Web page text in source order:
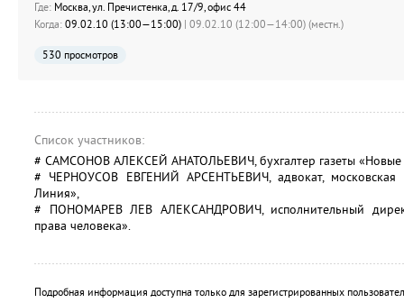
Где: Москва, ул. Пречистенка, д. 17/9, офис 44
Когда: 09.02.10 (13:00—15:00) | 09.02.10 (12:00—14:00) (местн.)
530 просмотров
Список участников:
# САМСОНОВ АЛЕКСЕЙ АНАТОЛЬЕВИЧ, бухгалтер газеты «Новые
# ЧЕРНОУСОВ ЕВГЕНИЙ АРСЕНТЬЕВИЧ, адвокат, московская
Линия»,
# ПОНОМАРЕВ ЛЕВ АЛЕКСАНДРОВИЧ, исполнительный
права человека».
Подробная информация доступна только для зарегистрированных